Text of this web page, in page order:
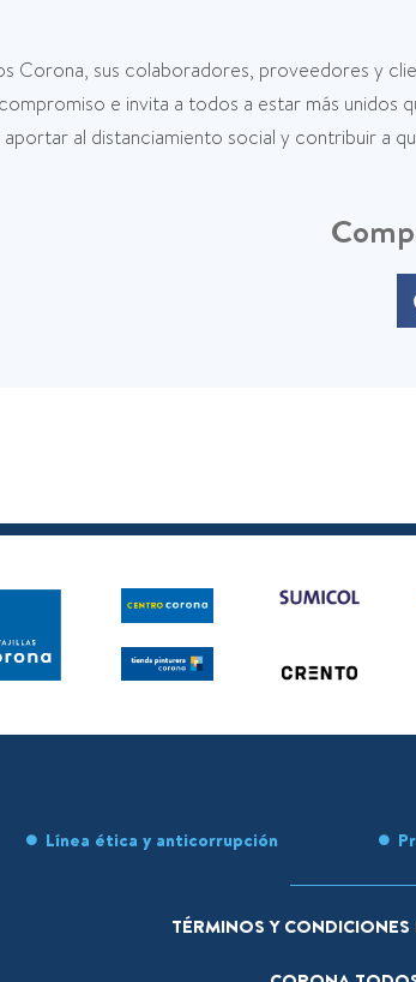
Corona, sus colaboradores, proveedores y
e invita a todos a estar más unidos
aportar al distanciamiento social y contribuir a
Línea ética y anticorrupción
TÉRMINOS Y CONDICIONES